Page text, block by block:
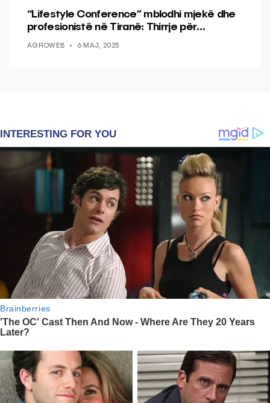
“Lifestyle Conference” mblodhi mjekë dhe
profesionistë në Tiranë: Thirrje për
AGROWEB 6 MAJ, 2025